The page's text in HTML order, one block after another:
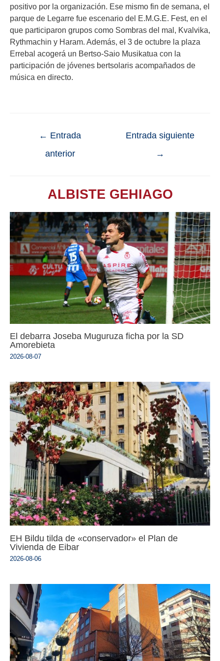
positivo por la organización. Ese mismo fin de semana, el
parque de Legarre fue escenario del E.M.G.E. Fest, en el
que participaron grupos como Sombras del mal, Kvalvika,
Rythmachin y Haram. Además, el 3 de octubre la plaza
Errebal acogerá un Bertso-Saio Musikatua con la
participación de jóvenes bertsolaris acompañados de
música en directo.
← Entrada
anterior
Entrada siguiente
→
ALBISTE GEHIAGO
El debarra Joseba Muguruza ficha por la SD
Amorebieta
2026-08-07
EH Bildu tilda de «conservador» el Plan de
Vivienda de Eibar
2026-08-06